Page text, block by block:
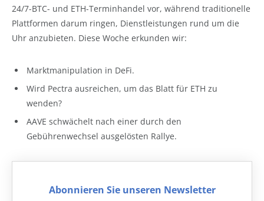
24/7-BTC- und ETH-Terminhandel vor, während traditionelle
Plattformen darum ringen, Dienstleistungen rund um die
Uhr anzubieten. Diese Woche erkunden wir:
Marktmanipulation in DeFi.
Wird Pectra ausreichen, um das Blatt für ETH zu
wenden?
AAVE schwächelt nach einer durch den
Gebührenwechsel ausgelösten Rallye.
Abonnieren Sie unseren Newsletter